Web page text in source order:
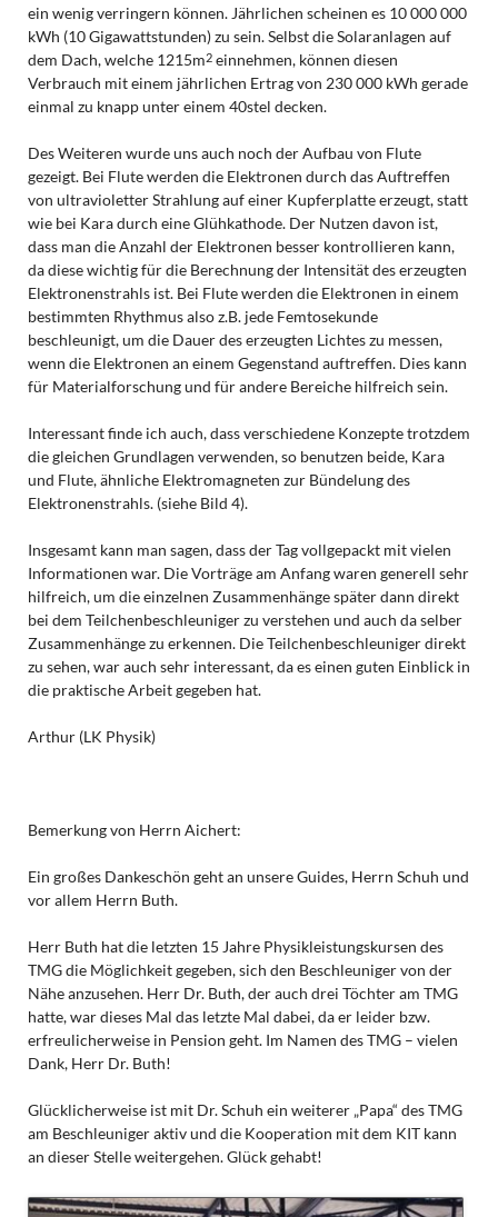
ein wenig verringern können. Jährlichen scheinen es 10 000 000
kWh (10 Gigawattstunden) zu sein. Selbst die Solaranlagen auf
dem Dach, welche 1215m2einnehmen, können diesen
Verbrauch mit einem jährlichen Ertrag von 230 000 kWh gerade
einmal zu knapp unter einem 40stel decken.
Des Weiteren wurde uns auch noch der Aufbau von Flute
gezeigt. Bei Flute werden die Elektronen durch das Auftreffen
von ultravioletter Strahlung auf einer Kupferplatte erzeugt, statt
wie bei Kara durch eine Glühkathode. Der Nutzen davon ist,
dass man die Anzahl der Elektronen besser kontrollieren kann,
da diese wichtig für die Berechnung der Intensität des erzeugten
Elektronenstrahls ist. Bei Flute werden die Elektronen in einem
bestimmten Rhythmus also z.B. jede Femtosekunde
beschleunigt, um die Dauer des erzeugten Lichtes zu messen,
wenn die Elektronen an einem Gegenstand auftreffen. Dies kann
für Materialforschung und für andere Bereiche hilfreich sein.
Interessant finde ich auch, dass verschiedene Konzepte trotzdem
die gleichen Grundlagen verwenden, so benutzen beide, Kara
und Flute, ähnliche Elektromagneten zur Bündelung des
Elektronenstrahls. (siehe Bild 4).
Insgesamt kann man sagen, dass der Tag vollgepackt mit vielen
Informationen war. Die Vorträge am Anfang waren generell sehr
hilfreich, um die einzelnen Zusammenhänge später dann direkt
bei dem Teilchenbeschleuniger zu verstehen und auch da selber
Zusammenhänge zu erkennen. Die Teilchenbeschleuniger direkt
zu sehen, war auch sehr interessant, da es einen guten Einblick in
die praktische Arbeit gegeben hat.
Arthur (LK Physik)
Bemerkung von Herrn Aichert:
Ein großes Dankeschön geht an unsere Guides, Herrn Schuh und
vor allem Herrn Buth.
Herr Buth hat die letzten 15 Jahre Physikleistungskursen des
TMG die Möglichkeit gegeben, sich den Beschleuniger von der
Nähe anzusehen. Herr Dr. Buth, der auch drei Töchter am TMG
hatte, war dieses Mal das letzte Mal dabei, da er leider bzw.
erfreulicherweise in Pension geht. Im Namen des TMG – vielen
Dank, Herr Dr. Buth!
Glücklicherweise ist mit Dr. Schuh ein weiterer „Papa“ des TMG
am Beschleuniger aktiv und die Kooperation mit dem KIT kann
an dieser Stelle weitergehen. Glück gehabt!